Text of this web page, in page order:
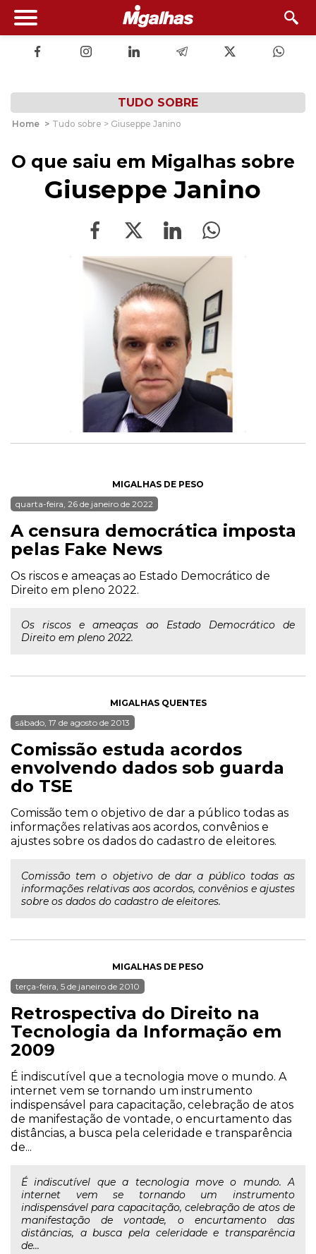
TUDO SOBRE
Home > Tudo sobre > Giuseppe Janino
O que saiu em Migalhas sobre
Giuseppe Janino
MIGALHAS DE PESO
quarta-feira, 26 de janeiro de 2022
A censura democrática imposta
pelas Fake News
Os riscos e ameaças ao Estado Democrático de
Direito em pleno 2022.
Os riscos e ameaças ao Estado Democrático de
Direito em pleno 2022.
MIGALHAS QUENTES
sábado, 17 de agosto de 2013
Comissão estuda acordos
envolvendo dados sob guarda
do TSE
Comissão tem o objetivo de dar a público todas as
informações relativas aos acordos, convênios e
ajustes sobre os dados do cadastro de eleitores.
Comissão tem o objetivo de dar a público todas as
informações relativas aos acordos, convênios e ajustes
sobre os dados do cadastro de eleitores.
MIGALHAS DE PESO
terça-feira, 5 de janeiro de 2010
Retrospectiva do Direito na
Tecnologia da Informação em
2009
É indiscutível que a tecnologia move o mundo. A
internet vem se tornando um instrumento
indispensável para capacitação, celebração de atos
de manifestação de vontade, o encurtamento das
distâncias, a busca pela celeridade e transparência
de...
É indiscutível que a tecnologia move o mundo. A
internet vem se tornando um instrumento
indispensável para capacitação, celebração de atos de
manifestação de vontade, o encurtamento das
distâncias, a busca pela celeridade e transparência
de...